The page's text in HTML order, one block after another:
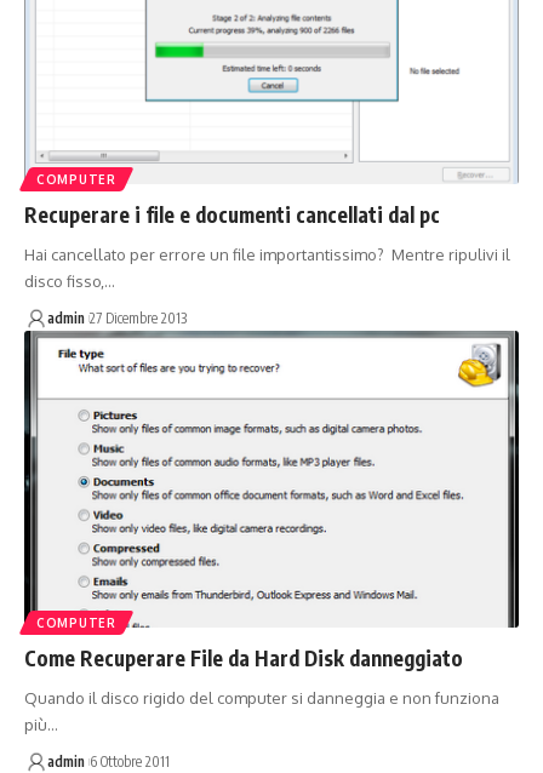
COMPUTER
Recuperare i file e documenti cancellati dal pc
Hai cancellato per errore un file importantissimo? Mentre ripulivi il
disco fisso,…
admin 27 Dicembre 2013
COMPUTER
Come Recuperare File da Hard Disk danneggiato
Quando il disco rigido del computer si danneggia e non funziona
più…
admin 6 Ottobre 2011